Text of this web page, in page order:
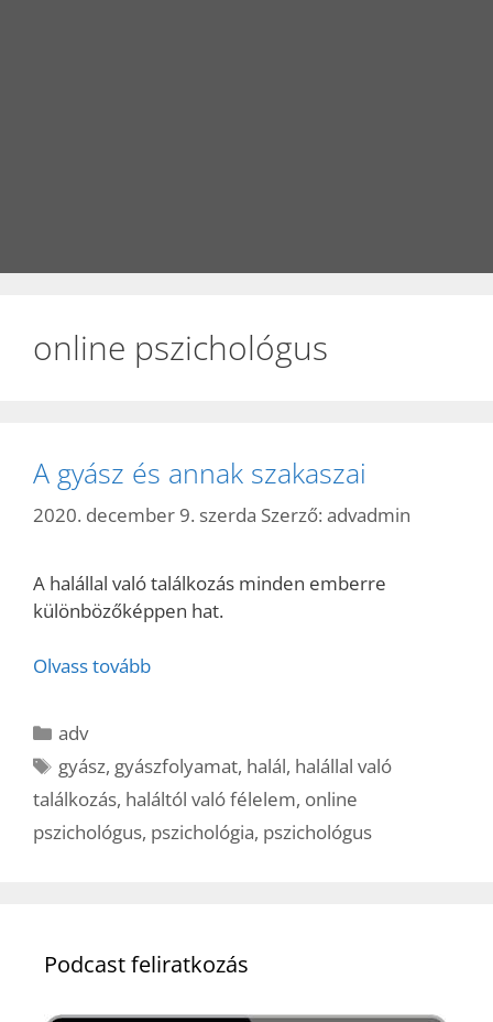
online pszichológus
A gyász és annak szakaszai
2020. december 9. szerda Szerző: advadmin
A halállal való találkozás minden emberre
különbözőképpen hat.
Olvass tovább
Kategória
adv
Címkék
gyász, gyászfolyamat, halál, halállal való
találkozás, haláltól való félelem, online
pszichológus, pszichológia, pszichológus
Podcast feliratkozás